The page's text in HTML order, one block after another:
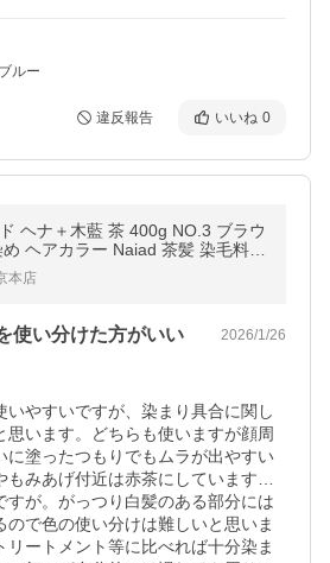
ルー
違反報告 いいね 0
ヘナ＋木藍 茶 400g NO.3 ブラウ
め ヘアカラー Naiad 茶髪 染毛料
ラーリング 毛染め ヘナパウダー
ント
本店
使い分けた方がいい 2026/1/26
いやすいですが、染まり具合に関し
思います。どちらも使いますが顔周
に塗ったつもりでもムラが出やすい
もみあげ付近は赤茶にしています…
すが。がっつり白髪のある部分には
ので色の使い分けは難しいと思いま
リートメント等に比べれば十分染ま